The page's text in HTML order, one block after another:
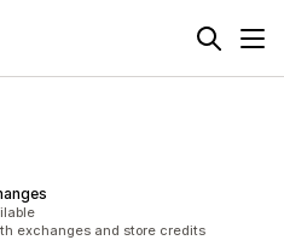
exchanges and store credits